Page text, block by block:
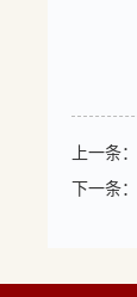
上一条：
下一条：